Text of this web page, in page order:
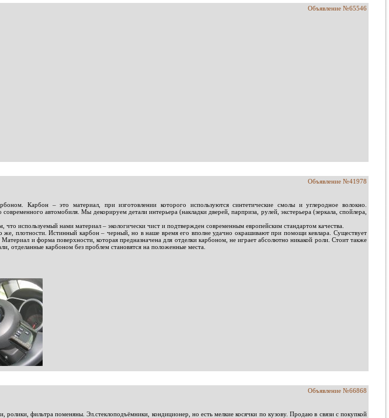
Объявление №65546
Объявление №41978
Карбон – это материал, при изготовлении которого используются синтетические смолы и углеродное волокно.
автомобиля. Мы декорируем детали интерьера (накладки дверей, парприза, рулей, экстерьера (зеркала, спойлера,
используемый нами материал – экологически чист и подтвержден современным европейским стандартом качества.
же, плотности. Истинный карбон – черный, но в наше время его вполне удачно окрашивают при помощи кевлара. Существует
и форма поверхности, которая предназначена для отделки карбоном, не играет абсолютно никакой роли. Стоит также
отделанные карбоном без проблем становятся на положенные места.
Объявление №66868
фильтра поменяны. Эл.стеклоподъёмники, кондиционер, но есть мелкие косячки по кузову. Продаю в связи с покупкой